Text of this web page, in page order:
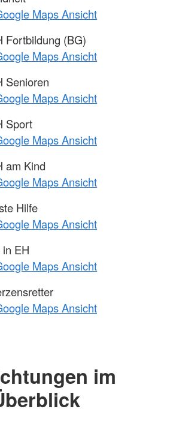
Maps Ansicht
Fortbildung (BG)
Maps Ansicht
Senioren
Maps Ansicht
Sport
Maps Ansicht
am Kind
Maps Ansicht
Hilfe
Maps Ansicht
EH
Maps Ansicht
Maps Ansicht
im